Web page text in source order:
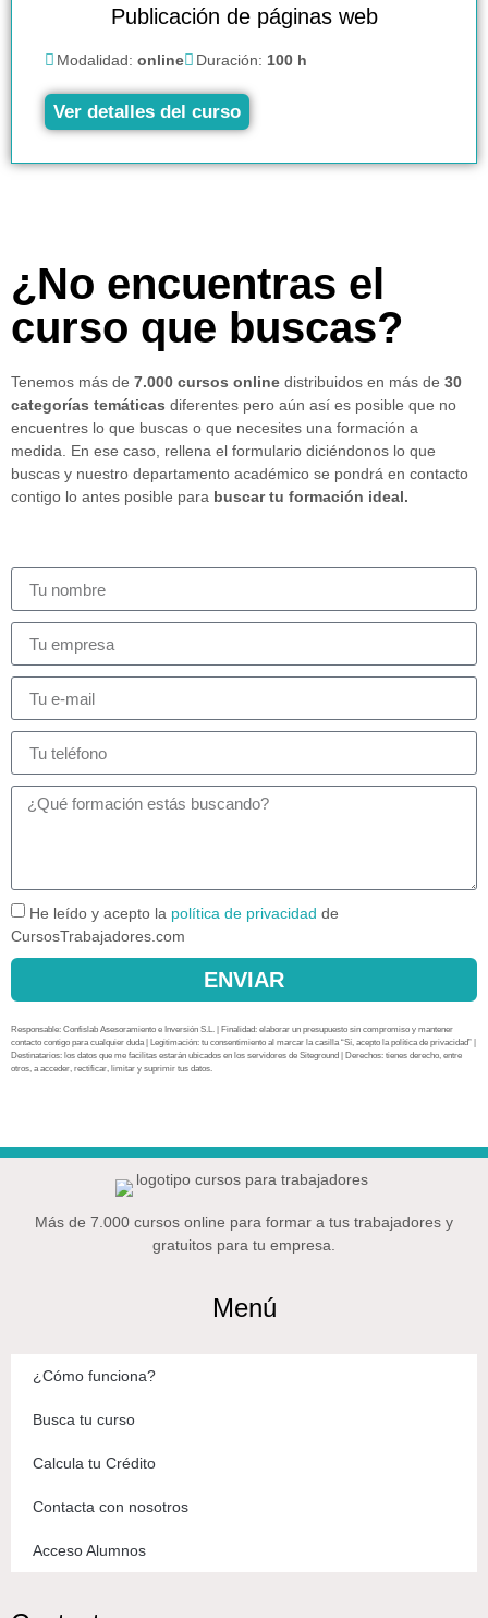
Publicación de páginas web
Modalidad: online Duración: 100 h
Ver detalles del curso
¿No encuentras el
curso que buscas?
Tenemos más de 7.000 cursos online distribuidos en más de 30
categorías temáticas diferentes pero aún así es posible que no
encuentres lo que buscas o que necesites una formación a
medida. En ese caso, rellena el formulario diciéndonos lo que
buscas y nuestro departamento académico se pondrá en contacto
contigo lo antes posible para buscar tu formación ideal.
He leído y acepto la política de privacidad de
CursosTrabajadores.com
ENVIAR
Responsable: Confislab Asesoramiento e Inversión S.L. | Finalidad: elaborar un presupuesto sin compromiso y mantener
contacto contigo para cualquier duda | Legitimación: tu consentimiento al marcar la casilla “Sí, acepto la política de privacidad” |
Destinatarios: los datos que me facilitas estarán ubicados en los servidores de Siteground | Derechos: tienes derecho, entre
otros, a acceder, rectificar, limitar y suprimir tus datos.
Más de 7.000 cursos online para formar a tus trabajadores y
gratuitos para tu empresa.
Menú
¿Cómo funciona?
Busca tu curso
Calcula tu Crédito
Contacta con nosotros
Acceso Alumnos